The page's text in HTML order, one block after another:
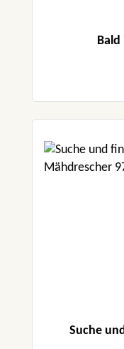
Bald
Suche